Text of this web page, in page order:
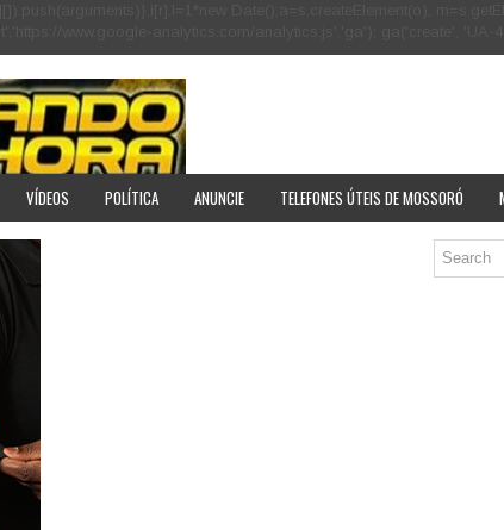
VÍDEOS POLÍTICA ANUNCIE TELEFONES ÚTEIS DE MOSSORÓ